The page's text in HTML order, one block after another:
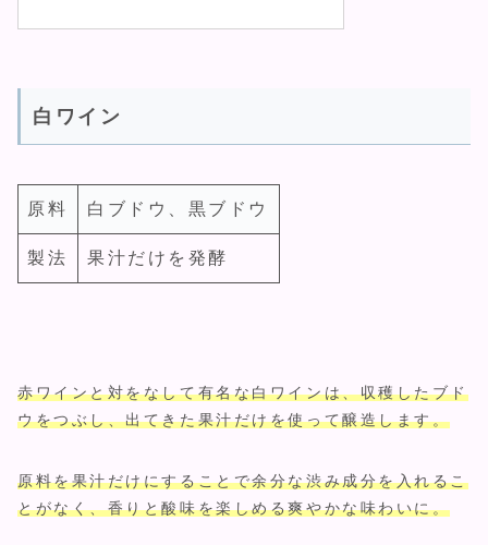
白ワイン
原料 白ブドウ、黒ブドウ
製法 果汁だけを発酵
赤ワインと対をなして有名な白ワインは、収穫したブド
ウをつぶし、出てきた果汁だけを使って醸造します。
原料を果汁だけにすることで余分な渋み成分を入れるこ
とがなく、香りと酸味を楽しめる爽やかな味わいに。